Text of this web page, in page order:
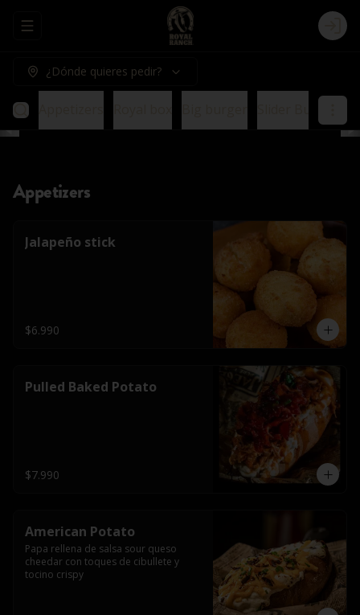
Abrir menu de navegación Login
¿Dónde quieres pedir?
Appetizers
Jalapeño stick
$6.990
Pulled Baked Potato
$7.990
American Potato
Papa rellena de salsa sour queso
cheedar con toques de cibullete y
tocino crispy